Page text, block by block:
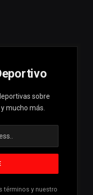
sobre
mucho más.
términos y nuestro